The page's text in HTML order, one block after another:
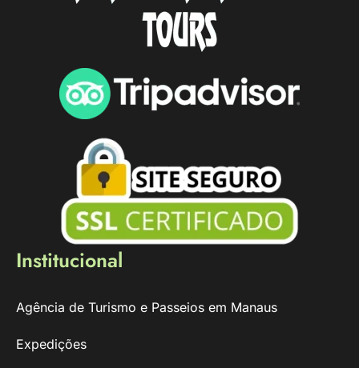
Institucional
Agência de Turismo e Passeios em Manaus
Expedições